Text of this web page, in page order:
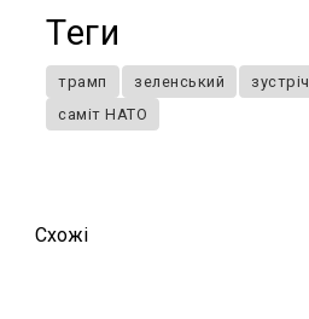
Теги
трамп зеленський зустріч
саміт НАТО
Схожi